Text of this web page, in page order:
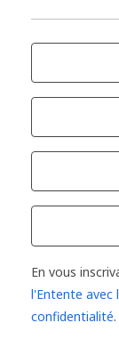
En vous
l'Entente avec
confidentialité.